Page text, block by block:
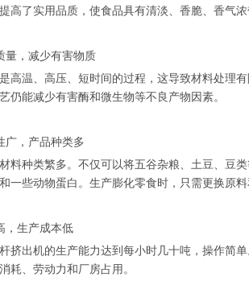
高了实用品质，使食品具有清淡、香脆、香气浓
量，减少有害物质
高温、高压、短时间的过程，这导致材料处理
仍能减少有害酶和微生物等不良产物因素。
广，产品种类多
料种类繁多。不仅可以将五谷杂粮、土豆、豆
一些动物蛋白。生产膨化零食时，只需更换原
，生产成本低
挤出机的生产能力达到每小时几十吨，操作简
耗、劳动力和厂房占用。